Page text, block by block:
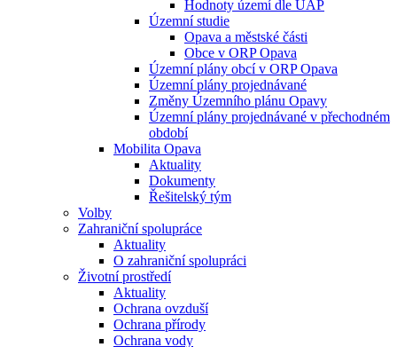
Hodnoty území dle ÚAP
Územní studie
Opava a městské části
Obce v ORP Opava
Územní plány obcí v ORP Opava
Územní plány projednávané
Změny Územního plánu Opavy
Územní plány projednávané v přechodném
období
Mobilita Opava
Aktuality
Dokumenty
Řešitelský tým
Volby
Zahraniční spolupráce
Aktuality
O zahraniční spolupráci
Životní prostředí
Aktuality
Ochrana ovzduší
Ochrana přírody
Ochrana vody